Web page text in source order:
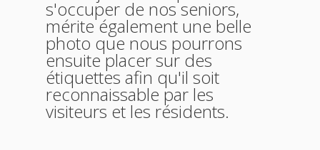
s'occuper de nos seniors,
mérite également une belle
photo que nous pourrons
ensuite placer sur des
étiquettes afin qu'il soit
reconnaissable par les
visiteurs et les résidents.